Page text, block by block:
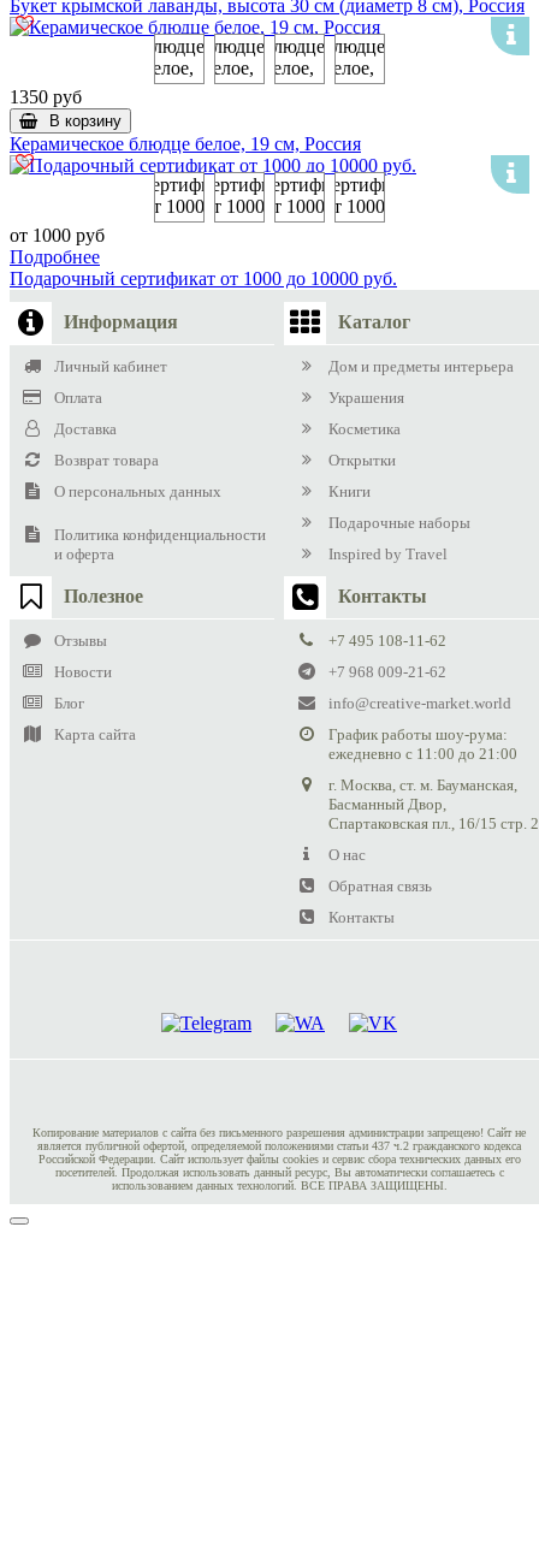
Букет крымской лаванды, высота 30 см (диаметр 8 см), Россия
1350 руб
В корзину
Керамическое блюдце белое, 19 см, Россия
от 1000 руб
Подробнее
Подарочный сертификат от 1000 до 10000 руб.
Информация
Личный кабинет
Оплата
Доставка
Возврат товара
О персональных данных
Политика конфиденциальности
и оферта
Каталог
Дом и предметы интерьера
Украшения
Косметика
Открытки
Книги
Подарочные наборы
Inspired by Travel
Полезное
Отзывы
Новости
Блог
Карта сайта
Контакты
+7 495 108-11-62
+7 968 009-21-62
info@creative-market.world
График работы шоу-рума:
ежедневно с 11:00 до 21:00
г. Москва, ст. м. Бауманская,
Басманный Двор,
Спартаковская пл., 16/15 стр. 2
О нас
Обратная связь
Контакты
Копирование материалов с сайта без письменного разрешения администрации запрещено! Сайт не
является публичной офертой, определяемой положениями статьи 437 ч.2 гражданского кодекса
Российской Федерации. Сайт использует файлы cookies и сервис сбора технических данных его
посетителей. Продолжая использовать данный ресурс, Вы автоматически соглашаетесь с
использованием данных технологий. ВСЕ ПРАВА ЗАЩИЩЕНЫ.